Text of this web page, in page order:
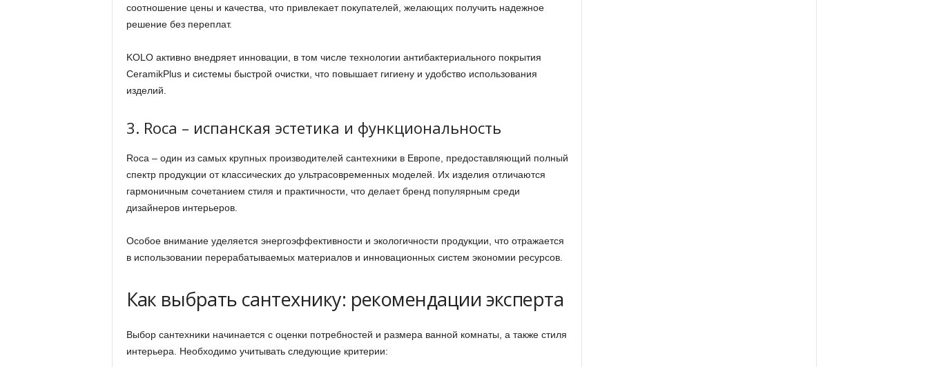
соотношение цены и качества, что привлекает покупателей, желающих получить надежное
решение без переплат.
KOLO активно внедряет инновации, в том числе технологии антибактериального покрытия
CeramikPlus и системы быстрой очистки, что повышает гигиену и удобство использования
изделий.
3. Roca – испанская эстетика и функциональность
Roca – один из самых крупных производителей сантехники в Европе, предоставляющий полный
спектр продукции от классических до ультрасовременных моделей. Их изделия отличаются
гармоничным сочетанием стиля и практичности, что делает бренд популярным среди
дизайнеров интерьеров.
Особое внимание уделяется энергоэффективности и экологичности продукции, что отражается
в использовании перерабатываемых материалов и инновационных систем экономии ресурсов.
Как выбрать сантехнику: рекомендации эксперта
Выбор сантехники начинается с оценки потребностей и размера ванной комнаты, а также стиля
интерьера. Необходимо учитывать следующие критерии: